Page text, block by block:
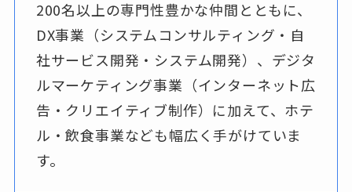
200名以上の専門性豊かな仲間とともに、
DX事業（システムコンサルティング・自
社サービス開発・システム開発）、デジタ
ルマーケティング事業（インターネット広
告・クリエイティブ制作）に加えて、ホテ
ル・飲食事業なども幅広く手がけていま
す。